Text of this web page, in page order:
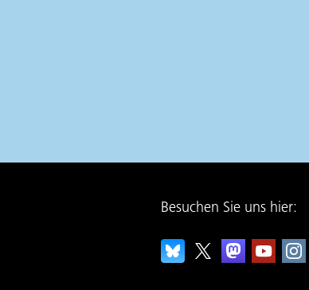
Besuchen Sie uns hier: